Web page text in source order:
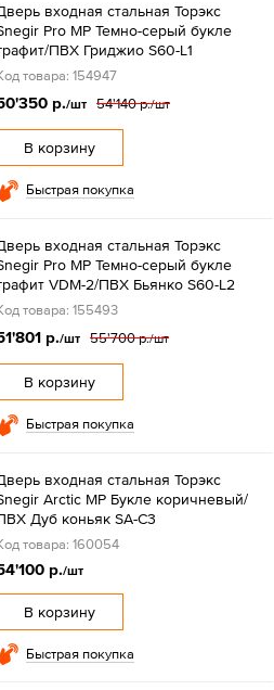
входная стальная Торэкс
Pro MP Темно-серый букле
ПВХ Гриджио S60-L1
товара: 154947
р./шт 54'140 р./шт
В корзину
Быстрая покупка
входная стальная Торэкс
Pro MP Темно-серый букле
VDM-2/ПВХ Бьянко S60-L2
товара: 155493
р./шт 55'700 р./шт
В корзину
Быстрая покупка
входная стальная Торэкс
Arctic МР Букле коричневый/
Дуб коньяк SA-С3
товара: 160054
р./шт
В корзину
Быстрая покупка